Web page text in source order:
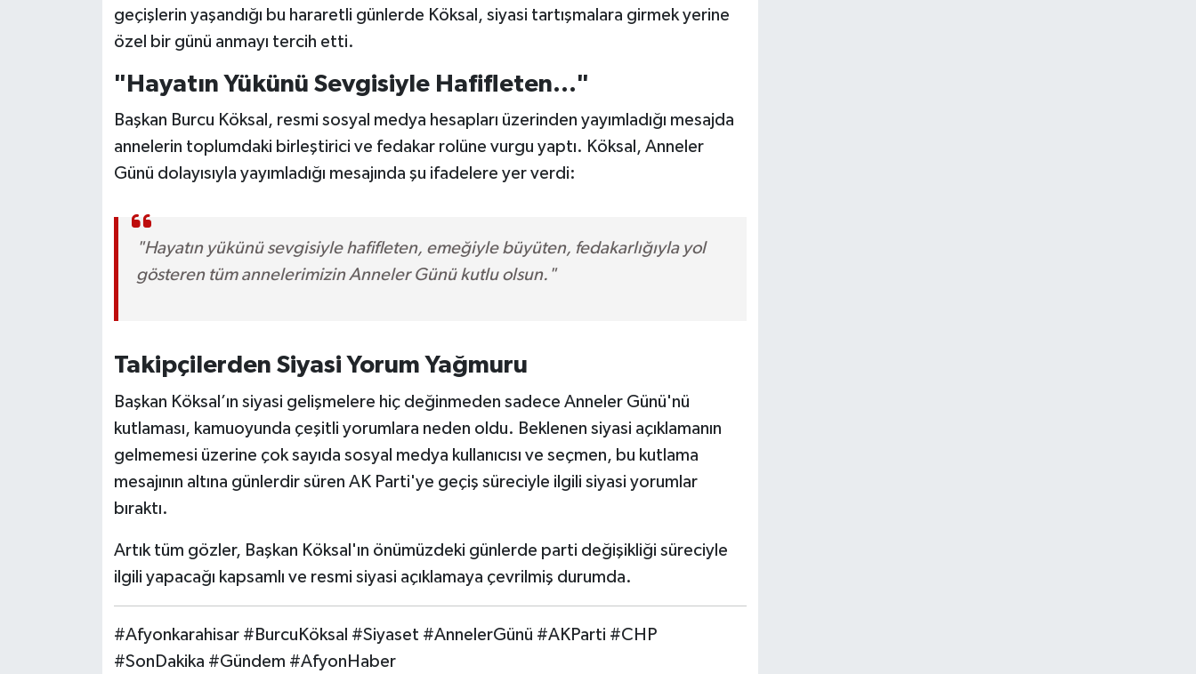
geçişlerin yaşandığı bu hararetli günlerde Köksal, siyasi tartışmalara girmek yerine
özel bir günü anmayı tercih etti.
"Hayatın Yükünü Sevgisiyle Hafifleten..."
Başkan Burcu Köksal, resmi sosyal medya hesapları üzerinden yayımladığı mesajda
annelerin toplumdaki birleştirici ve fedakar rolüne vurgu yaptı. Köksal, Anneler
Günü dolayısıyla yayımladığı mesajında şu ifadelere yer verdi:
"Hayatın yükünü sevgisiyle hafifleten, emeğiyle büyüten, fedakarlığıyla yol
gösteren tüm annelerimizin Anneler Günü kutlu olsun."
Takipçilerden Siyasi Yorum Yağmuru
Başkan Köksal’ın siyasi gelişmelere hiç değinmeden sadece Anneler Günü'nü
kutlaması, kamuoyunda çeşitli yorumlara neden oldu. Beklenen siyasi açıklamanın
gelmemesi üzerine çok sayıda sosyal medya kullanıcısı ve seçmen, bu kutlama
mesajının altına günlerdir süren AK Parti'ye geçiş süreciyle ilgili siyasi yorumlar
bıraktı.
Artık tüm gözler, Başkan Köksal'ın önümüzdeki günlerde parti değişikliği süreciyle
ilgili yapacağı kapsamlı ve resmi siyasi açıklamaya çevrilmiş durumda.
#Afyonkarahisar #BurcuKöksal #Siyaset #AnnelerGünü #AKParti #CHP
#SonDakika #Gündem #AfyonHaber